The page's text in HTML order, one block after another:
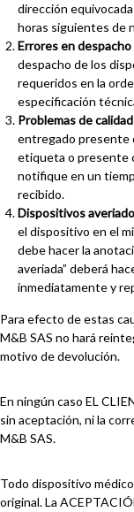
dirección
horas siguientes de
Errores en
despacho de los
requeridos en la
especificación
Problemas de
entregado presente
etiqueta o presente
notifique en un
recibido.
Dispositivos
el dispositivo en el
debe hacer la
averiada” deberá
inmediatamente y
Para efecto de estas
M&B SAS no hará
motivo de devolución.
En ningún caso EL
sin aceptación, ni la
M&B SAS.
Todo dispositivo
original. La